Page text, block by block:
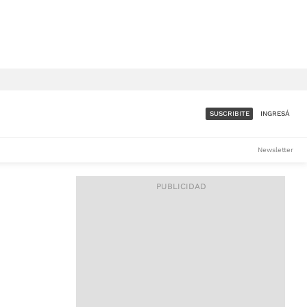
ACCESO FULL - $1.800/MES
SUSCRIBITE INGRESÁ
Newsletter